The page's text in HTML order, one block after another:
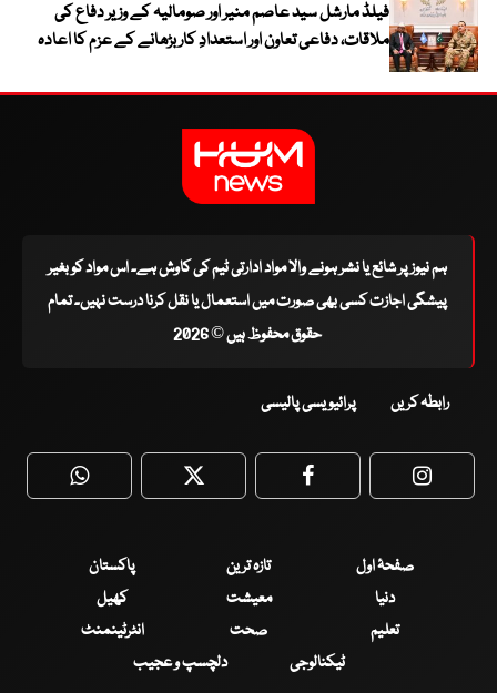
فیلڈ مارشل سید عاصم منیر اور صومالیہ کے وزیر دفاع کی
ملاقات، دفاعی تعاون اور استعدادِ کار بڑھانے کے عزم کا اعادہ
ہم نیوز پر شائع یا نشر ہونے والا مواد ادارتی ٹیم کی کاوش ہے۔ اس مواد کو بغیر
پیشگی اجازت کسی بھی صورت میں استعمال یا نقل کرنا درست نہیں۔ تمام
حقوق محفوظ ہیں © 2026
رابطہ کریں پرائیویسی پالیسی
WhatsApp Twitter Facebook
صفحۂ اول تازہ ترین
پاکستان
دنیا
معیشت
کھیل
تعلیم
صحت
انٹرٹینمنٹ
ٹیکنالوجی
دلچسپ و عجیب